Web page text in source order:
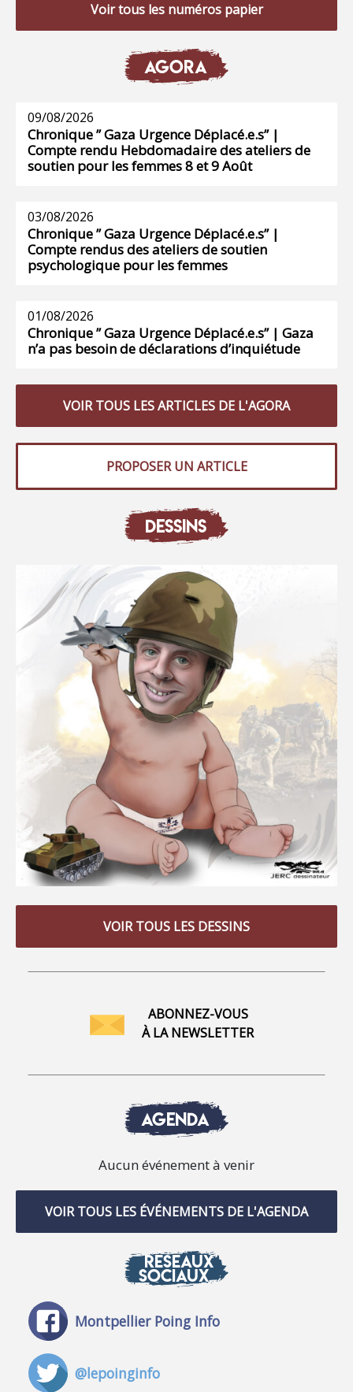
Voir tous les numéros papier
AGORA
09/08/2026
Chronique ” Gaza Urgence Déplacé.e.s” |
Compte rendu Hebdomadaire des ateliers de
soutien pour les femmes 8 et 9 Août
03/08/2026
Chronique ” Gaza Urgence Déplacé.e.s” |
Compte rendus des ateliers de soutien
psychologique pour les femmes
01/08/2026
Chronique ” Gaza Urgence Déplacé.e.s” | Gaza
n’a pas besoin de déclarations d’inquiétude
VOIR TOUS LES ARTICLES DE L'AGORA
PROPOSER UN ARTICLE
DESSINS
VOIR TOUS LES DESSINS
ABONNEZ-VOUS
À LA NEWSLETTER
AGENDA
Aucun événement à venir
VOIR TOUS LES ÉVÉNEMENTS DE L'AGENDA
RÉSEAUX
SOCIAUX
Montpellier Poing Info
@lepoinginfo